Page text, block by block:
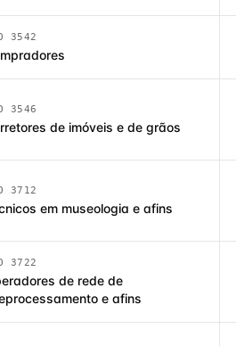
3542
3546
de imóveis e de grãos
3712
em museologia e afins
3722
de rede de
e afins